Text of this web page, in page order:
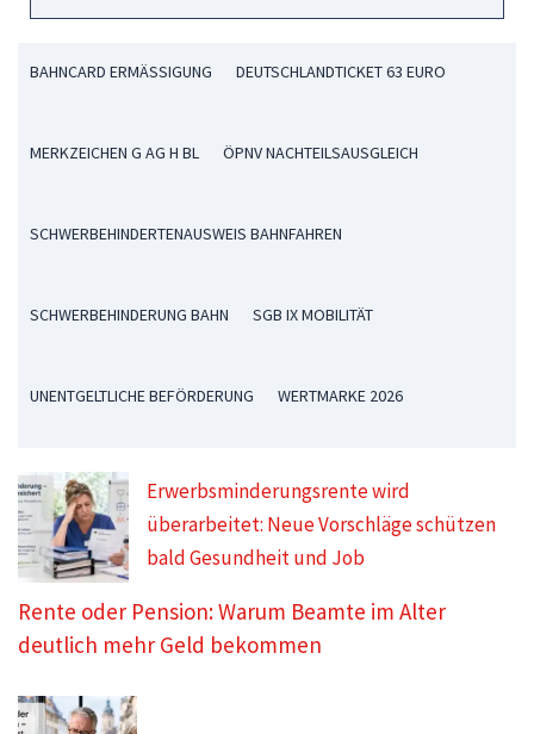
BAHNCARD ERMÄSSIGUNG DEUTSCHLANDTICKET 63 EURO
MERKZEICHEN G AG H BL ÖPNV NACHTEILSAUSGLEICH
SCHWERBEHINDERTENAUSWEIS BAHNFAHREN
SCHWERBEHINDERUNG BAHN SGB IX MOBILITÄT
UNENTGELTLICHE BEFÖRDERUNG WERTMARKE 2026
Erwerbsminderungsrente wird
überarbeitet: Neue Vorschläge schützen
bald Gesundheit und Job
Rente oder Pension: Warum Beamte im Alter
deutlich mehr Geld bekommen